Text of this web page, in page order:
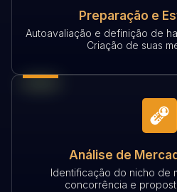
Preparação e
Autoavaliação e definição de
Criação de suas
Análise de
Identificação do nicho de
concorrência e